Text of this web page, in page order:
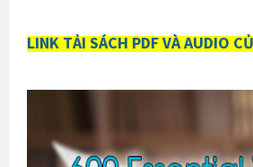
LINK TẢI SÁCH PDF VÀ AUDIO